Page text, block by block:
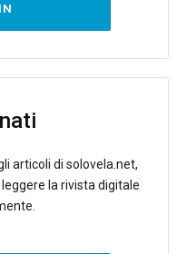
articoli di solovela.net,
la rivista digitale